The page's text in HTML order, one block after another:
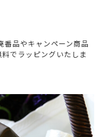
番品やキャンペーン商品
料でラッピングいたしま